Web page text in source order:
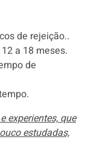
de rejeição..
a 18 meses.
de
experientes, que
estudadas,